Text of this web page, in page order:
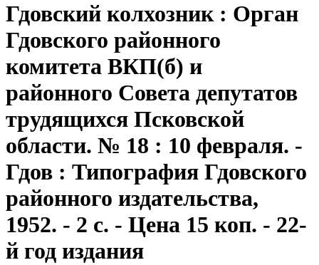
Гдовский колхозник: Орган
Гдовского районного
комитета ВКП(б) и
районного Совета депутатов
трудящихся Псковской
области. № 18 : 10 февраля. -
Гдов : Типография Гдовского
районного издательства,
1952. - 2 с. - Цена 15 коп. - 22-
й год издания